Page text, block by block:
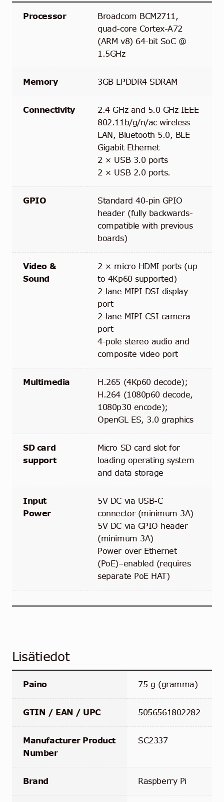
Processor
Broadcom BCM2711,
quad-core Cortex-A72
(ARM v8) 64-bit SoC @
1.5GHz
Memory 3GB LPDDR4 SDRAM
Connectivity
2.4 GHz and 5.0 GHz IEEE
802.11b/g/n/ac wireless
LAN, Bluetooth 5.0, BLE
Gigabit Ethernet
2 × USB 3.0 ports
2 × USB 2.0 ports.
GPIO
Standard 40-pin GPIO
header (fully backwards-
compatible with previous
boards)
Video &
Sound
2 × micro HDMI ports (up
to 4Kp60 supported)
2-lane MIPI DSI display
port
2-lane MIPI CSI camera
port
4-pole stereo audio and
composite video port
Multimedia
H.265 (4Kp60 decode);
H.264 (1080p60 decode,
1080p30 encode);
OpenGL ES, 3.0 graphics
SD card
support
Micro SD card slot for
loading operating system
and data storage
Input
Power
5V DC via USB-C
connector (minimum 3A)
5V DC via GPIO header
(minimum 3A)
Power over Ethernet
(PoE)–enabled (requires
separate PoE HAT)
Lisätiedot
Paino 75 g (gramma)
GTIN / EAN / UPC 5056561802282
Manufacturer Product
Number
SC2337
Brand Raspberry Pi